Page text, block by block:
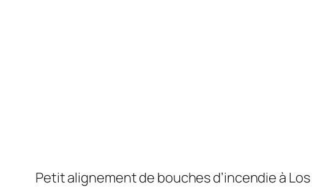
Petit alignement de bouches d’incendie à